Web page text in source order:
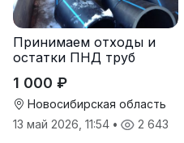
Принимаем отходы и
остатки ПНД труб
1 000 ₽
Новосибирская область
13 май 2026, 11:54 • 2 643